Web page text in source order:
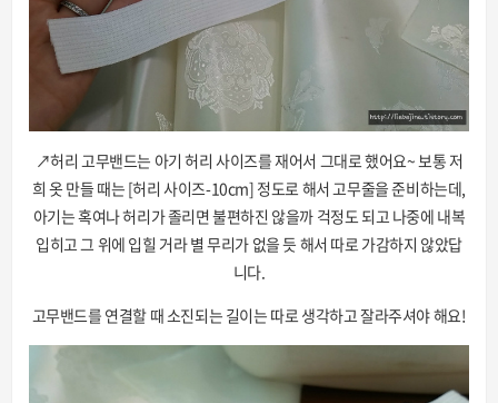
↗허리 고무밴드는 아기 허리 사이즈를 재어서 그대로 했어요~ 보통 저
희 옷 만들 때는 [허리 사이즈-10cm] 정도로 해서 고무줄을 준비하는데,
아기는 혹여나 허리가 졸리면 불편하진 않을까 걱정도 되고 나중에 내복
입히고 그 위에 입힐 거라 별 무리가 없을 듯 해서 따로 가감하지 않았답
니다.
고무밴드를 연결할 때 소진되는 길이는 따로 생각하고 잘라주셔야 해요!